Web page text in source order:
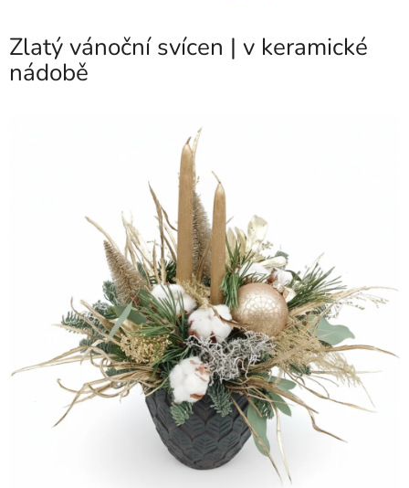
Zlatý vánoční svícen | v keramické
nádobě